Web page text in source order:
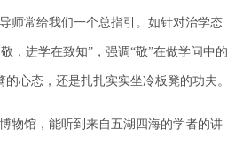
师常给我们一个总指引。如针对治学态
，进学在致知”，强调“敬”在做学问中的
心态，还是扎扎实实坐冷板凳的功夫。
物馆，能听到来自五湖四海的学者的讲